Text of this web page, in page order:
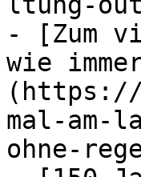
- [Zum
wie
(https://
mal-am-
ohne-